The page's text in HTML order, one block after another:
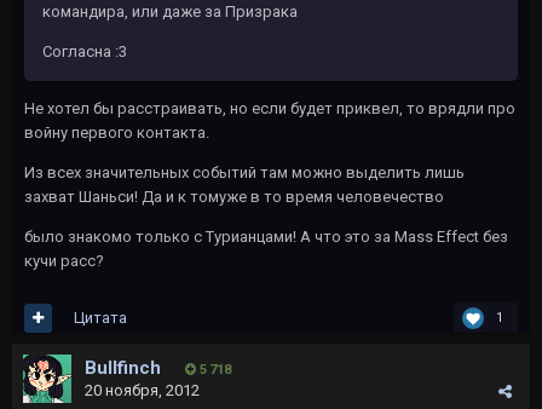
командира, или даже за Призрака
Согласна :3
Не хотел бы расстраивать, но если будет приквел, то врядли про
войну первого контакта.
Из всех значительных событий там можно выделить лишь
захват Шаньси! Да и к томуже в то время человечество
было знакомо только с Турианцами! А что это за Mass Effect без
кучи расс?
1
Цитата
Bullfinch 5 718
20 ноября, 2012